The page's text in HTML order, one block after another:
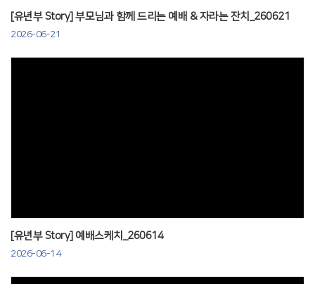
[유년부 Story] 부모님과 함께 드리는 예배 & 자라는 잔치_260621
2026-06-21
[유년부 Story] 예배스케치_260614
2026-06-14